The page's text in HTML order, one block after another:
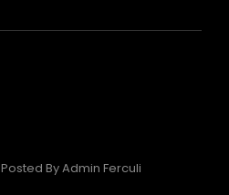
Posted ByAdmin Ferculi